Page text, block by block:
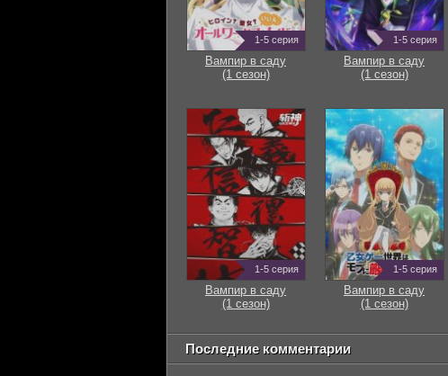
1-5 серия
Вампир в саду
(1 сезон)
1-5 серия
Вампир в саду
(1 сезон)
1-5 серия
Вампир в саду
(1 сезон)
1-5 серия
Вампир в саду
(1 сезон)
Последние комментарии